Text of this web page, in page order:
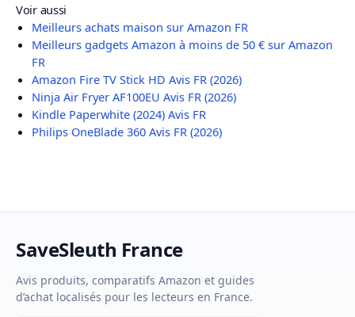
Voir aussi
Meilleurs achats maison sur Amazon FR
Meilleurs gadgets Amazon à moins de 50 € sur Amazon
FR
Amazon Fire TV Stick HD Avis FR (2026)
Ninja Air Fryer AF100EU Avis FR (2026)
Kindle Paperwhite (2024) Avis FR
Philips OneBlade 360 Avis FR (2026)
SaveSleuth France
Avis produits, comparatifs Amazon et guides
d’achat localisés pour les lecteurs en France.